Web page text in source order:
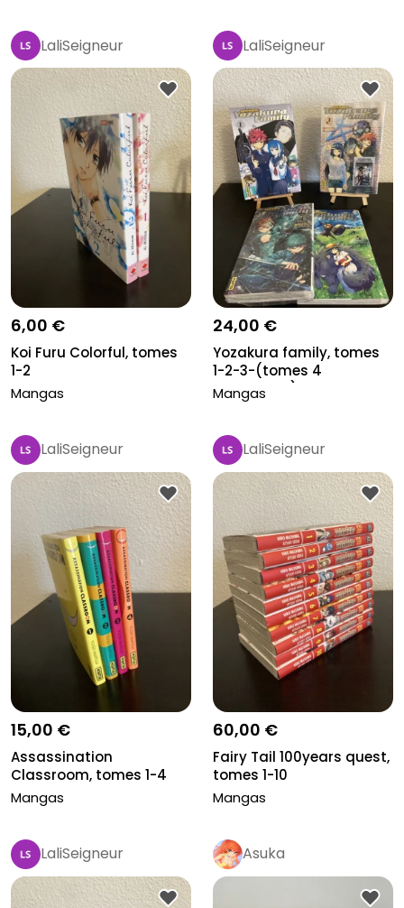
LaliSeigneur
6,00 €
Koi Furu Colorful, tomes
1-2
Mangas
LaliSeigneur
24,00 €
Yozakura family, tomes
1-2-3-(tomes 4
manquant)-5
Mangas
LaliSeigneur
15,00 €
Assassination
Classroom, tomes 1-4
Mangas
LaliSeigneur
60,00 €
Fairy Tail 100years quest,
tomes 1-10
Mangas
LaliSeigneur Asuka